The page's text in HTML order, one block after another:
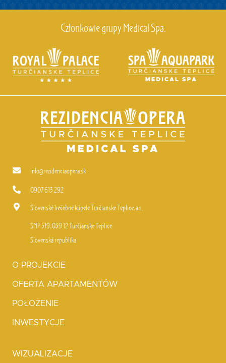
Członkowie grupy Medical Spa:
info@rezidenciaopera.sk
0907 613 292
Slovenské liečebné kúpele Turčianske Teplice, a.s.
SNP 519, 039 12 Turčianske Teplice
Slovenská republika
O PROJEKCIE
OFERTA APARTAMENTÓW
POŁOŻENIE
INWESTYCJE
WIZUALIZACJE